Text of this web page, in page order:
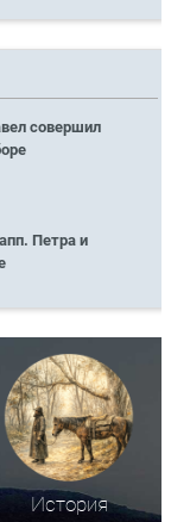
совершил
Петра и
История